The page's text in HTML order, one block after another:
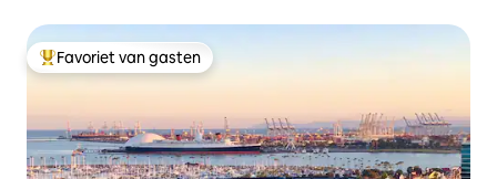
Topfavoriet van gasten
Favoriet van gasten